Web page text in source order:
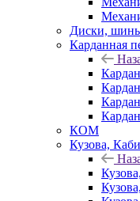
Диски,
Карданная
КОМ
Кузова,